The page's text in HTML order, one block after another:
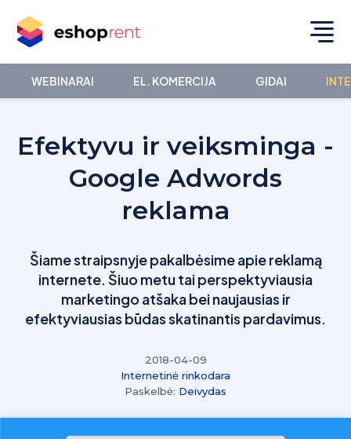
WEBINARAI EL. KOMERCIJA GIDAI
Efektyvu ir veiksminga -
Google Adwords
reklama
Šiame straipsnyje pakalbėsime apie reklamą
internete. Šiuo metu tai perspektyviausia
marketingo atšaka bei naujausias ir
efektyviausias būdas skatinantis pardavimus.
2018-04-09
Internetinė rinkodara
Paskelbė: Deivydas